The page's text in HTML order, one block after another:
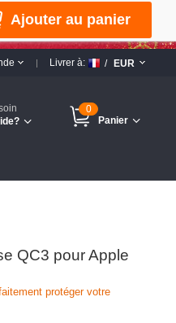
Livrer à: / EUR
0
Panier
QC3 pour Apple
protéger votre
Ajouter au panier